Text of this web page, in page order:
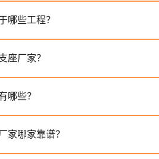
哪些工程？
座厂家？
哪些？
家哪家靠谱？